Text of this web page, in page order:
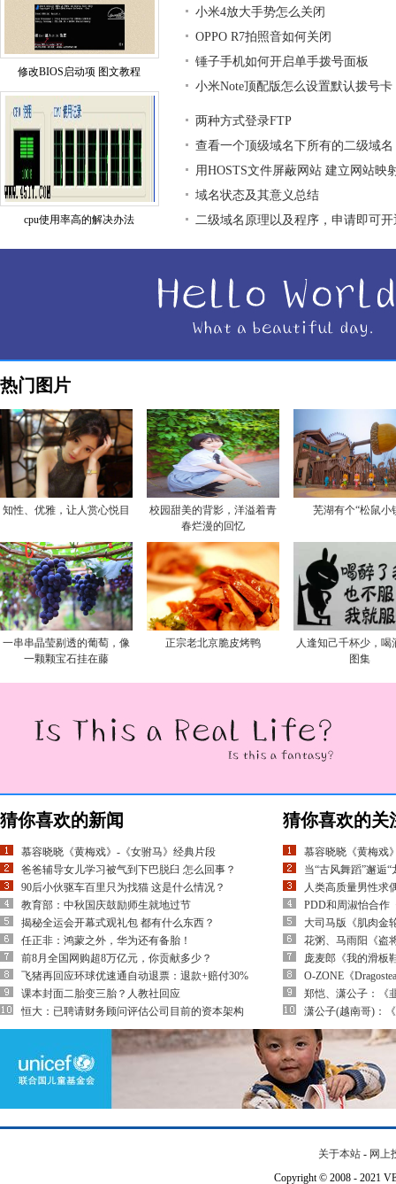
修改BIOS启动项 图文教程
cpu使用率高的解决办法
小米4放大手势怎么关闭
OPPO R7拍照音如何关闭
锤子手机如何开启单手拨号面板
小米Note顶配版怎么设置默认拨号卡
两种方式登录FTP
查看一个顶级域名下所有的二级域名
用HOSTS文件屏蔽网站 建立网站映
域名状态及其意义总结
二级域名原理以及程序，申请即可开
热门图片
知性、优雅，让人赏心悦目
校园甜美的背影，洋溢着青
春烂漫的回忆
芜湖有个“松鼠小
一串串晶莹剔透的葡萄，像
一颗颗宝石挂在藤
正宗老北京脆皮烤鸭
人逢知己千杯少，喝
图集
猜你喜欢的新闻
慕容晓晓《黄梅戏》-《女驸马》经典片段
爸爸辅导女儿学习被气到下巴脱臼 怎么回事？
90后小伙驱车百里只为找猫 这是什么情况？
教育部：中秋国庆鼓励师生就地过节
揭秘全运会开幕式观礼包 都有什么东西？
任正非：鸿蒙之外，华为还有备胎！
前8月全国网购超8万亿元，你贡献多少？
飞猪再回应环球优速通自动退票：退款+赔付30%
课本封面二胎变三胎？人教社回应
恒大：已聘请财务顾问评估公司目前的资本架构
猜你喜欢的关
慕容晓晓《黄梅戏
当“古风舞蹈”邂逅
人类高质量男性求
PDD和周淑怡合作
大司马版《肌肉金
花粥、马雨阳《盗
庞麦郎《我的滑板
O-ZONE《
郑恺、潇公子：《
潇公子(越南哥)：
关于本站 - 网上
Copyright © 2008 - 2021